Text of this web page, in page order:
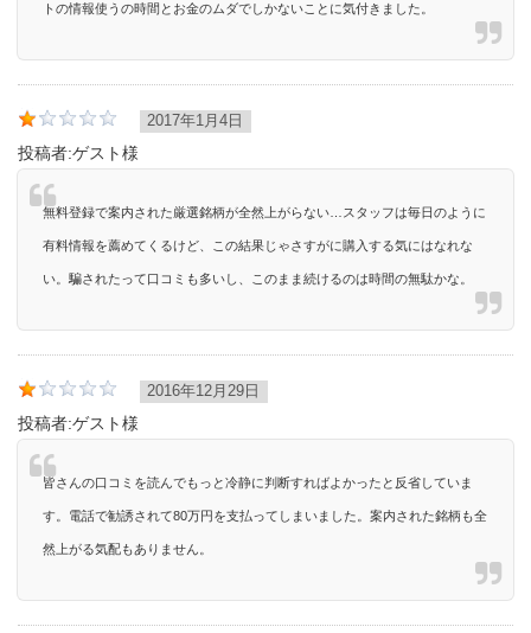
トの情報使うの時間とお金のムダでしかないことに気付きました。
2017年1月4日
投稿者:ゲスト様
無料登録で案内された厳選銘柄が全然上がらない…スタッフは毎日のように
有料情報を薦めてくるけど、この結果じゃさすがに購入する気にはなれな
い。騙されたって口コミも多いし、このまま続けるのは時間の無駄かな。
2016年12月29日
投稿者:ゲスト様
皆さんの口コミを読んでもっと冷静に判断すればよかったと反省していま
す。電話で勧誘されて80万円を支払ってしまいました。案内された銘柄も全
然上がる気配もありません。